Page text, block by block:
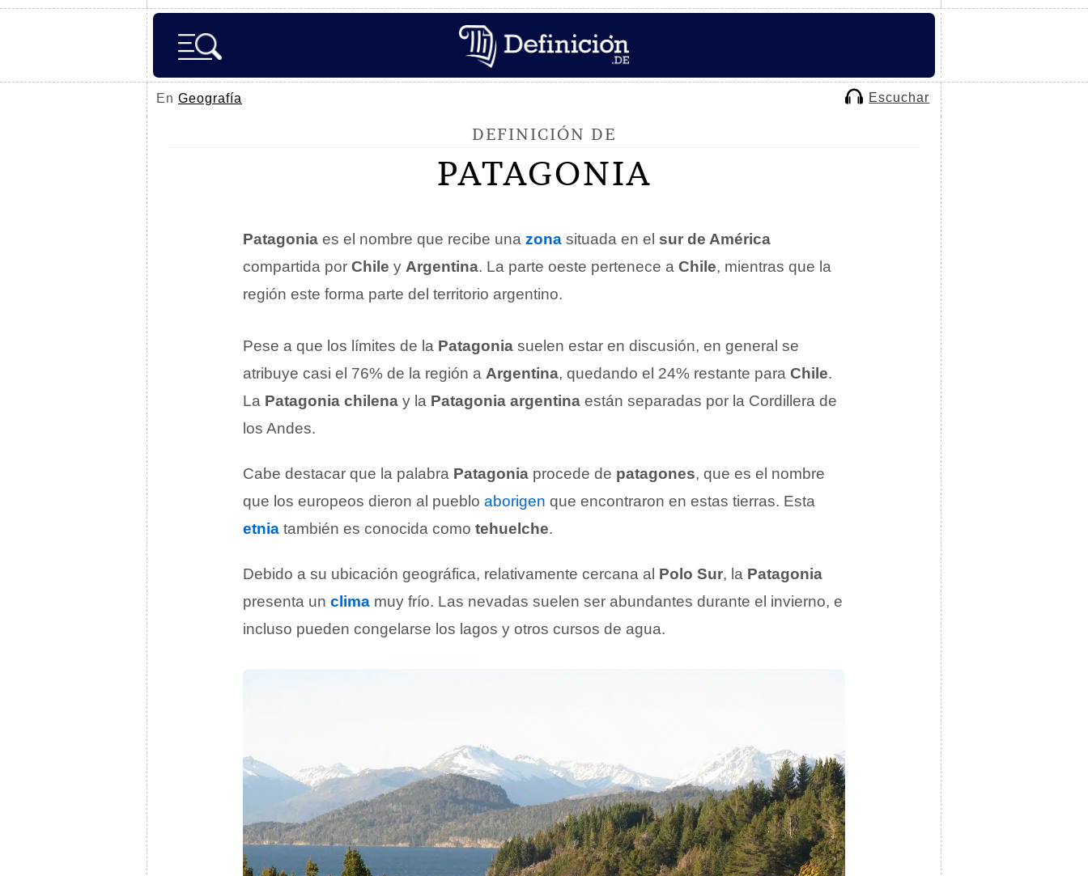
En Geografía Escuchar
DEFINICIÓN DE
PATAGONIA
Patagonia es el nombre que recibe una zona situada en el sur de América
compartida por Chile y Argentina. La parte oeste pertenece a Chile, mientras que la
región este forma parte del territorio argentino.
Pese a que los límites de la Patagonia suelen estar en discusión, en general se
atribuye casi el 76% de la región a Argentina, quedando el 24% restante para Chile.
La Patagonia chilena y la Patagonia argentina están separadas por la Cordillera de
los Andes.
Cabe destacar que la palabra Patagonia procede de patagones, que es el nombre
que los europeos dieron al pueblo aborigen que encontraron en estas tierras. Esta
etnia también es conocida como tehuelche.
Debido a su ubicación geográfica, relativamente cercana al Polo Sur, la Patagonia
presenta un clima muy frío. Las nevadas suelen ser abundantes durante el invierno, e
incluso pueden congelarse los lagos y otros cursos de agua.